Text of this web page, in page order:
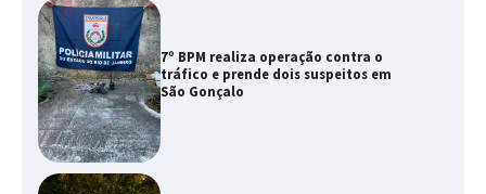
7º BPM realiza operação contra o
tráfico e prende dois suspeitos em
São Gonçalo